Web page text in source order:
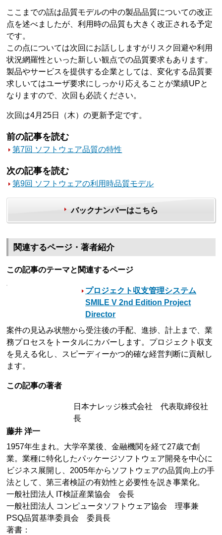
ここまでの話は品質モデルの中の製品品質についての改正
点を述べましたが、利用時の品質も大きく改正される予定
です。
この点については次回にお話ししますがリスク回避や利用
状況網羅性といった新しい観点での品質要求もあります。
製品やサービスを提供する企業としては、変化する品質要
求しいてはユーザ要求にしっかり応えることが業績UPと
なりますので、次回も必読ください。
次回は4月25日（木）の更新予定です。
前の記事を読む
第7回 ソフトウェア品質の特性
次の記事を読む
第9回 ソフトウェアの利用時品質モデル
バックナンバーはこちら
関連するページ・著者紹介
この記事のテーマと関連するページ
プロジェクト収支管理システム
SMILE V 2nd Edition Project
Director
案件の見込み状態から受注後の手配、進捗、計上まで、業
務プロセスをトータルにカバーします。プロジェクト収支
を見える化し、スピーディーかつ的確な経営判断に貢献し
ます。
この記事の著者
日本ナレッジ株式会社 代表取締役社
長
藤井 洋一
1957年生まれ。大学卒業後、金融機関を経て27歳で創
業。業種に特化したパッケージソフトウェア開発を中心に
ビジネス展開し、2005年からソフトウェアの品質向上の手
法として、第三者検証の有効性と必要性を説き事業化。
一般社団法人 IT検証産業協会 会長
一般社団法人 コンピュータソフトウェア協会 理事兼
PSQ品質基準委員会 委員長
著書：